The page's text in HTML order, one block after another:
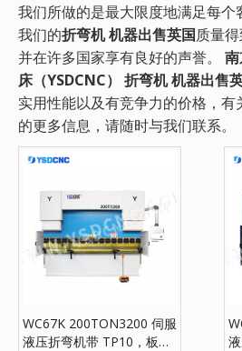
我们所做的是最大限度地满足每
我们的折弯机 机器出售英国质量
并在许多国家享有良好的声誉。
床（YSDCNC） 折弯机 机器出售
实用性能以及有竞争力的价格，有
的更多信息，请随时与我们联系。
WC67K 200TON3200 伺服
液压折弯机带 TP10，板材